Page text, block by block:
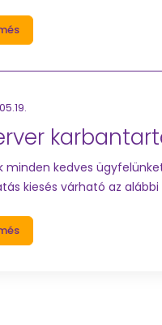
minden kedves
kiesés várható az